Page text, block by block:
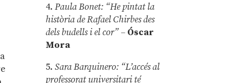
4.Paula Bonet: “He pintat la
història de Rafael Chirbes des
dels budells i el cor” – Óscar
Mora
5.Sara Barquinero: “L’accés al
professorat universitari té